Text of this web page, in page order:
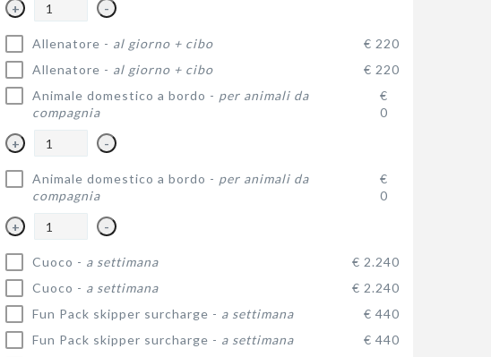
+ -
Allenatore - al giorno + cibo
€ 220
Allenatore - al giorno + cibo
€ 220
Animale domestico a bordo - per animali da
compagnia
€
0
+ -
Animale domestico a bordo - per animali da
compagnia
€
0
+ -
Cuoco - a settimana
€ 2.240
Cuoco - a settimana
€ 2.240
Fun Pack skipper surcharge - a settimana
€ 440
Fun Pack skipper surcharge - a settimana
€ 440